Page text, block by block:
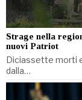
Strage nella
nuovi Patriot
Diciassette morti
dalla…